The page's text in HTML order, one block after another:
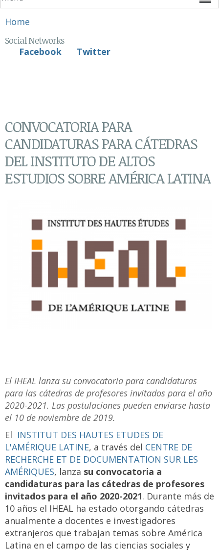
You are here
Home
Social Networks
Facebook
Twitter
CONVOCATORIA PARA
CANDIDATURAS PARA CÁTEDRAS
DEL INSTITUTO DE ALTOS
ESTUDIOS SOBRE AMÉRICA LATINA
El IHEAL lanza su convocatoria para candidaturas
para las cátedras de profesores invitados para el año
2020-2021. Las postulaciones pueden enviarse hasta
el 10 de noviembre de 2019.
El INSTITUT DES HAUTES ETUDES DE
L'AMÉRIQUE LATINE, a través del CENTRE DE
RECHERCHE ET DE DOCUMENTATION SUR LES
AMÉRIQUES, lanza su convocatoria a
candidaturas para las cátedras de profesores
invitados para el año 2020-2021. Durante más de
10 años el IHEAL ha estado otorgando cátedras
anualmente a docentes e investigadores
extranjeros que trabajan temas sobre América
Latina en el campo de las ciencias sociales y